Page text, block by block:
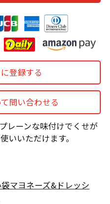
登録する
問い合わせる
レーンな味付けでくせが
いいただけます。
マヨネーズ&ドレッシ